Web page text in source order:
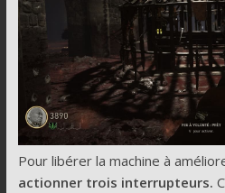
Pour libérer la machine à
actionner trois interrupteurs.